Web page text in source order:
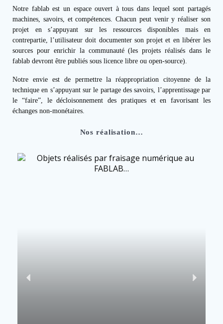
Notre fablab est un espace ouvert à tous dans lequel sont partagés
machines, savoirs, et compétences. Chacun peut venir y réaliser son
projet en s’appuyant sur les ressources disponibles mais en
contrepartie, l’utilisateur doit documenter son projet et en libérer les
sources pour enrichir la communauté (les projets réalisés dans le
fablab devront être publiés sous licence libre ou open-source).
Notre envie est de permettre la réappropriation citoyenne de la
technique en s’appuyant sur le partage des savoirs, l’apprentissage par
le “faire”, le décloisonnement des pratiques et en favorisant les
échanges non-monétaires.
Nos réalisation…